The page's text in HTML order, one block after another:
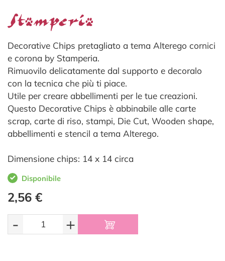
Decorative Chips pretagliato a tema Alterego cornici
e corona by Stamperia.
Rimuovilo delicatamente dal supporto e decoralo
con la tecnica che più ti piace.
Utile per creare abbellimenti per le tue creazioni.
Questo Decorative Chips è abbinabile alle carte
scrap, carte di riso, stampi, Die Cut, Wooden shape,
abbellimenti e stencil a tema Alterego.
Dimensione chips: 14 x 14 circa
Disponibile
2,56 €
- +